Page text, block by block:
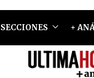
SECCIONES +